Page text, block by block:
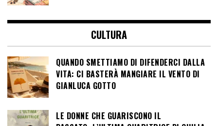
CULTURA
QUANDO SMETTIAMO DI DIFENDERCI DALLA
VITA: CI BASTERÀ MANGIARE IL VENTO DI
GIANLUCA GOTTO
LE DONNE CHE GUARISCONO IL